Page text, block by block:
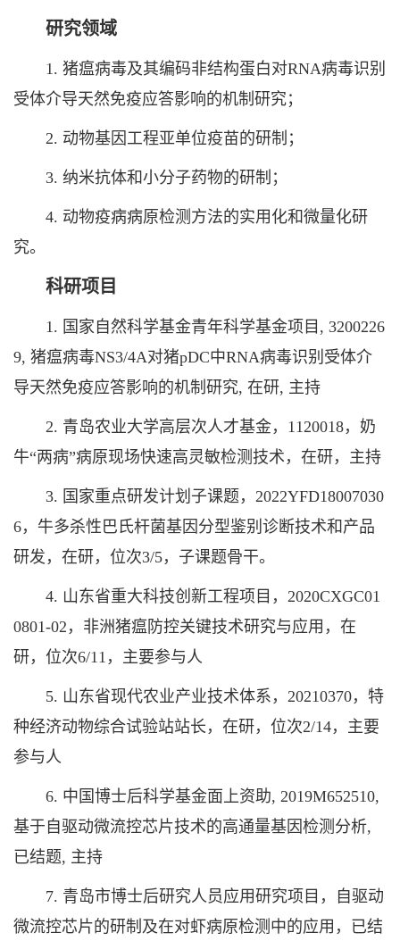
研究领域
1. 猪瘟病毒及其编码非结构蛋白对RNA病毒识别
受体介导天然免疫应答影响的机制研究；
2. 动物基因工程亚单位疫苗的研制；
3. 纳米抗体和小分子药物的研制；
4. 动物疫病病原检测方法的实用化和微量化研
究。
科研项目
1. 国家自然科学基金青年科学基金项目, 3200226
9, 猪瘟病毒NS3/4A对猪pDC中RNA病毒识别受体介
导天然免疫应答影响的机制研究, 在研, 主持
2. 青岛农业大学高层次人才基金，1120018，奶
牛“两病”病原现场快速高灵敏检测技术，在研，主持
3. 国家重点研发计划子课题，2022YFD18007030
6，牛多杀性巴氏杆菌基因分型鉴别诊断技术和产品
研发，在研，位次3/5，子课题骨干。
4. 山东省重大科技创新工程项目，2020CXGC01
0801-02，非洲猪瘟防控关键技术研究与应用，在
研，位次6/11，主要参与人
5. 山东省现代农业产业技术体系，20210370，特
种经济动物综合试验站站长，在研，位次2/14，主要
参与人
6. 中国博士后科学基金面上资助, 2019M652510,
基于自驱动微流控芯片技术的高通量基因检测分析,
已结题, 主持
7. 青岛市博士后研究人员应用研究项目，自驱动
微流控芯片的研制及在对虾病原检测中的应用，已结